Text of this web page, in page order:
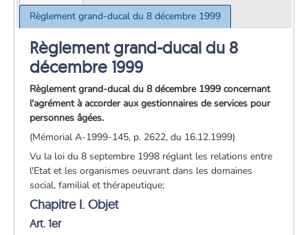
Règlement grand-ducal du 8 décembre 1999
Règlement grand-ducal du 8
décembre 1999
Règlement grand-ducal du 8 décembre 1999 concernant
l'agrément à accorder aux gestionnaires de services pour
personnes âgées.
(Mémorial A-1999-145, p. 2622, du 16.12.1999)
Vu la loi du 8 septembre 1998 réglant les relations entre
l'Etat et les organismes oeuvrant dans les domaines
social, familial et thérapeutique;
Chapitre I. Objet
Art. 1er